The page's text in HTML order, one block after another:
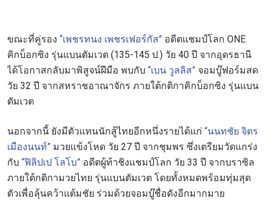
ขณะที่คู่รอง “เพชรทนง เพชรเฟอร์กัส” อดีตแชมป์โลก ONE
คิกบ็อกซิง รุ่นแบนตัมเวต (135-145 ป.) วัย 40 ปี จากอุดรธานี
ได้โอกาสกลับมาพิสูจน์ฝีมือ พบกับ “เบน วูลลิส” จอมบู๊ฟอร์มสด
วัย 32 ปี จากสหราชอาณาจักร ภายใต้กติกาคิกบ็อกซิง รุ่นแบน
ตัมเวต
นอกจากนี้ ยังมีตัวแทนนักสู้ไทยอีกหนึ่งรายได้แก่ “นนทชัย จิตร
เมืองนนท์” มวยแข้งโหด วัย 27 ปี จากชุมพร ซึ่งเตรียมวัดแกร่ง
กับ “ฟิลิปเป โลโบ” อดีตผู้ท้าชิงแชมป์โลก วัย 33 ปี จากบราซิล
ภายใต้กติกามวยไทย รุ่นแบนตัมเวต โดยทั้งหมดพร้อมทุ่มสุด
ตัวเพื่อลุ้นคว้าแต้มชัย ร่วมด้วยจอมบู๊ชื่อดังอีกมากมาย